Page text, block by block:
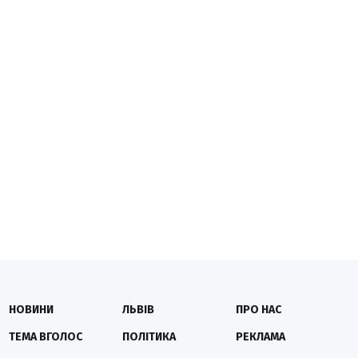
НОВИНИ
ТЕМА ВГОЛОС
ЛЬВІВ
ПОЛІТИКА
ПРО НАС
РЕКЛАМА